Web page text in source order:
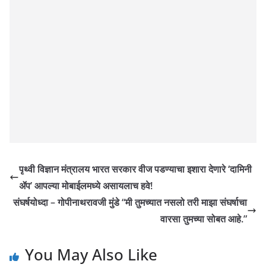
पृथ्वी विज्ञान मंत्रालय भारत सरकार वीज पडण्याचा इशारा देणारे ‘दामिनी
ॲप’ आपल्या मोबाईलमध्ये असायलाच हवे!
संघर्षयोध्दा – गोपीनाथरावजी मुंडे “मी तुमच्यात नसलो तरी माझा संघर्षाचा
वारसा तुमच्या सोबत आहे.”
You May Also Like